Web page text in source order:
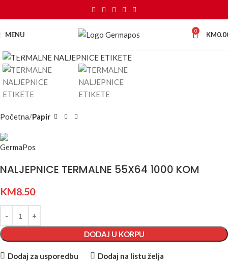
MENU 0 KM
Početna Papir
NALJEPNICE TERMALNE 55X64 1000 KOM
KM8.50
DODAJ U KORPU
Dodaj za usporedbu Dodaj na listu želja